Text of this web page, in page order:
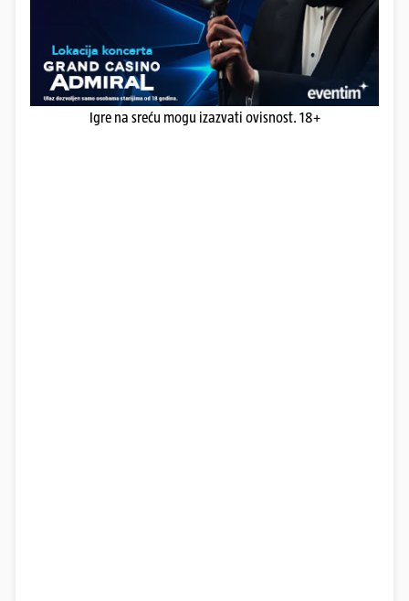
Igre na sreću mogu izazvati ovisnost. 18+